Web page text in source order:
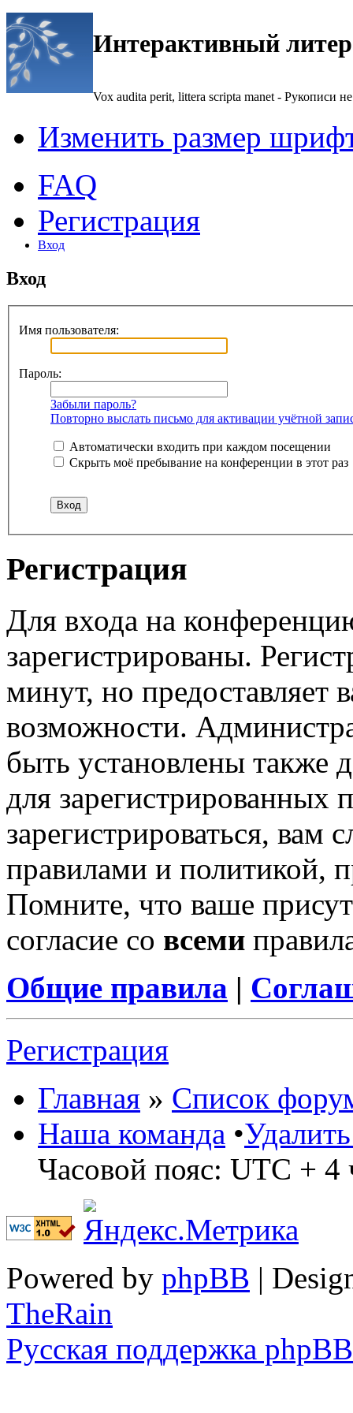
Интерактивный
Vox audita perit, littera scripta manet - Рукописи не
Изменить размер
FAQ
Регистрация
Вход
Вход
Имя пользователя:
Пароль:
Забыли пароль?
Повторно выслать письмо для активации учётной
Автоматически входить при каждом посещении
Скрыть моё пребывание на конференции в этот раз
Регистрация
Для входа на
зарегистрированы.
минут, но предоставляет
возможности.
быть установлены также
для зарегистрированных
зарегистрироваться, вам
правилами и политикой,
Помните, что ваше
согласие со всеми
Общие правила |
Регистрация
Главная » Список
Наша команда •
Часовой пояс: UTC + 4
Powered by phpBB |
TheRain
Русская поддержка phpBB